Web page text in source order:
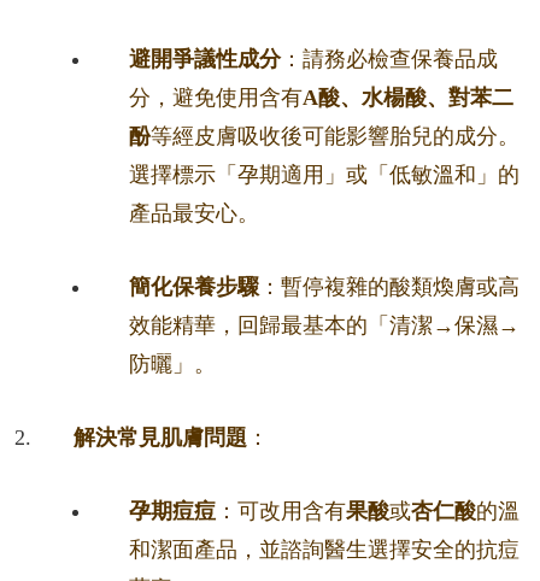
避開爭議性成分：請務必檢查保養品成
分，避免使用含有A酸、水楊酸、對苯二
酚等經皮膚吸收後可能影響胎兒的成分。
選擇標示「孕期適用」或「低敏溫和」的
產品最安心。
簡化保養步驟 ：暫停複雜的酸類煥膚或高
效能精華，回歸最基本的「清潔→保濕→
防曬」。
解決常見肌膚問題 ：
孕期痘痘 ：可改用含有果酸或杏仁酸的溫
和潔面產品，並諮詢醫生選擇安全的抗痘